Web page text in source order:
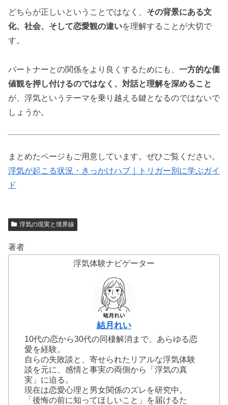
どちらが正しいということではなく、 その背景にある文
化、社会、そして恋愛観の違いを理解することが大切で
す。
パートナーとの関係をより良くするためにも、 一方的な価
値観を押し付けるのではなく、対話と理解を深めること
が、浮気というテーマを乗り越える鍵となるのではないで
しょうか。
まとめたページもご用意しています。ぜひご覧ください。
浮気が起こる状況・きっかけハブ｜トリガー別に学ぶガイ
ド
浮気の現実と境界線
著者
浮気体験ナビゲーター
結月れい
10代の恋から30代の同棲解消まで、あらゆる恋
愛を経験。
自らの失敗談と、寄せられたリアルな浮気体験
談を元に、感情と事実の両側から「浮気の真
実」に迫る。
現在は恋愛心理と男女関係のズレを研究中。
「後悔の前に知ってほしいこと」を届けるた